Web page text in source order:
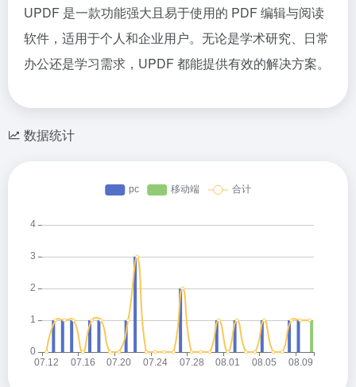
UPDF 是一款功能强大且易于使用的 PDF 编辑与阅读
软件，适用于个人和企业用户。无论是学术研究、日常
办公还是学习需求，UPDF 都能提供有效的解决方案。
数据统计